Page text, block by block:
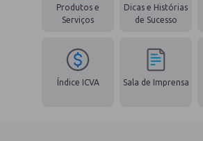
Produtos e
Serviços
Dicas e Histórias
de Sucesso
Índice ICVA Sala de Imprensa